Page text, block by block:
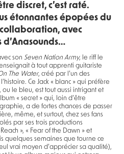
discret, c’est raté.
étonnantes épopées du
collaboration, avec
d’Anasounds…
sonSeven Nation Army, le riff le
à tout apprenti guitariste
The Water, créé par l’un des
Ce Jack « blanc » qui préfère
ou le bleu, est tout aussi intrigant et
« secret » qui, loin d’être
a de fortes chances de passer
même, et surtout, chez ses fans
par ses trois productions
», « Fear of the Dawn » et
quelques semaines que tourne ce
vrai moyen d’apprécier sa qualité),